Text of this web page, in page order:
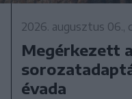
2026. augusztus
Megérkezett
évada